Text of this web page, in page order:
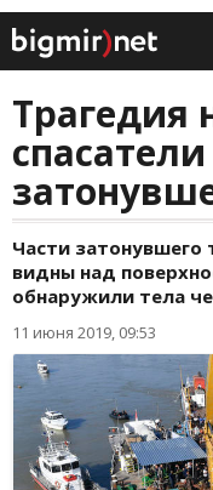
Трагедия
Части затонувшего
видны над
обнаружили тела
11 июня 2019, 09:53